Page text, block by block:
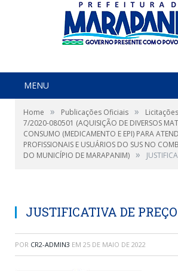
MENU
Home » Publicações Oficiais » Licitações
7/2020-080501 (AQUISIÇÃO DE DIVERSOS
CONSUMO (MEDICAMENTO E EPI) PARA
PROFISSIONAIS E USUÁRIOS DO SUS NO
DO MUNICÍPIO DE MARAPANIM) »
JUSTIFICATIVA DE PREÇO
POR CR2-ADMIN3 EM 25 DE MAIO DE 2022